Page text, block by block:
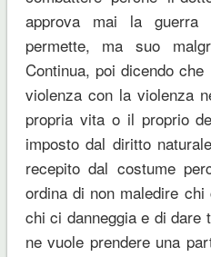
approva mai la
permette, ma suo
Continua, poi dicendo
violenza con la violenza
propria vita o il proprio
imposto dal diritto
recepito dal costume
ordina di non maledire
chi ci danneggia e di
ne vuole prendere una